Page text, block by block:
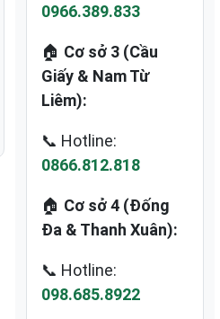
0966.389.833
🏠 Cơ sở 3 (Cầu
Giấy & Nam Từ
Liêm):
📞 Hotline:
0866.812.818
🏠 Cơ sở 4 (Đống
Đa & Thanh Xuân):
📞 Hotline:
098.685.8922